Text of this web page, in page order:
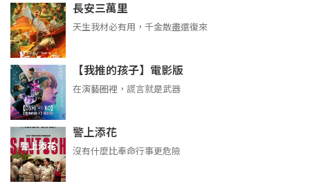
長安三萬里
天生我材必有用，千金散盡還復來
【我推的孩子】電影版
在演藝圈裡，謊言就是武器
警上添花
沒有什麼比奉命行事更危險